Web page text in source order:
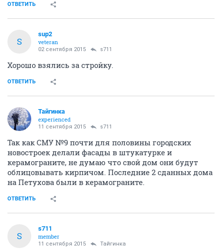
ОТВЕТИТЬ
S
sup2
veteran
02 сентября 2015 s711
Хорошо взялись за стройку.
ОТВЕТИТЬ
Тайгинка
experienced
11 сентября 2015 s711
Так как СМУ №9 почти для половины городских
новостроек делали фасады в штукатурке и
керамограните, не думаю что свой дом они будут
облицовывать кирпичом. Последние 2 сданных дома
на Петухова были в керамограните.
ОТВЕТИТЬ
S
s711
member
11 сентября 2015 Тайгинка